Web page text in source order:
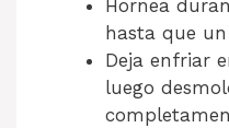
Hornea
hasta que
Deja enfriar
luego